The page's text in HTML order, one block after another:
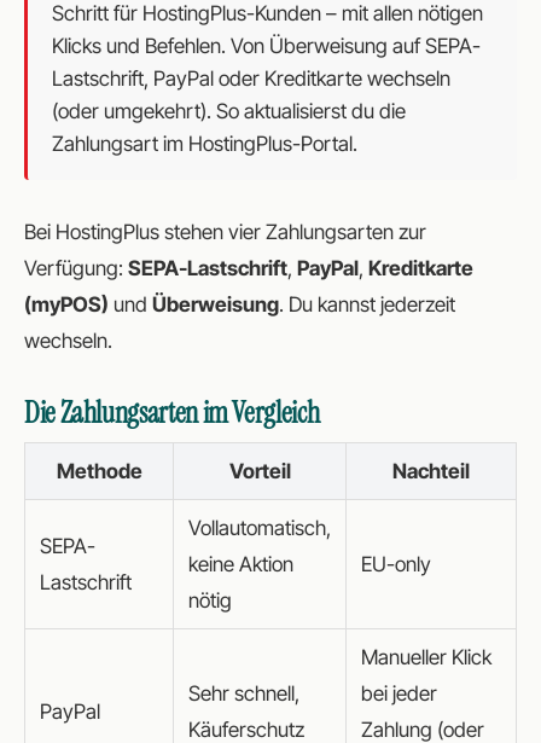
Schritt für HostingPlus-Kunden – mit allen nötigen
Klicks und Befehlen. Von Überweisung auf SEPA-
Lastschrift, PayPal oder Kreditkarte wechseln
(oder umgekehrt). So aktualisierst du die
Zahlungsart im HostingPlus-Portal.
Bei HostingPlus stehen vier Zahlungsarten zur
Verfügung: SEPA-Lastschrift, PayPal, Kreditkarte
(myPOS) und Überweisung. Du kannst jederzeit
wechseln.
Die Zahlungsarten im Vergleich
Methode Vorteil Nachteil
SEPA-
Lastschrift
Vollautomatisch,
keine Aktion
nötig
EU-only
PayPal
Sehr schnell,
Käuferschutz
Manueller Klick
bei jeder
Zahlung (oder